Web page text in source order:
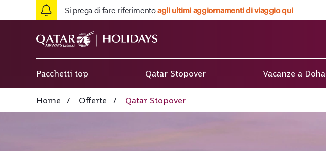
Si prega di fare riferimentoagli ultimi aggiornamenti di viaggio qui
Pacchetti top Qatar Stopover Vacanze a Doha
Home / Offerte / Qatar Stopover